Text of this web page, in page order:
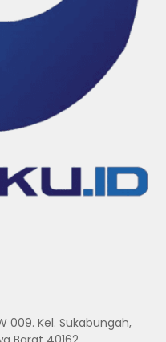
009. Kel. Sukabungah,